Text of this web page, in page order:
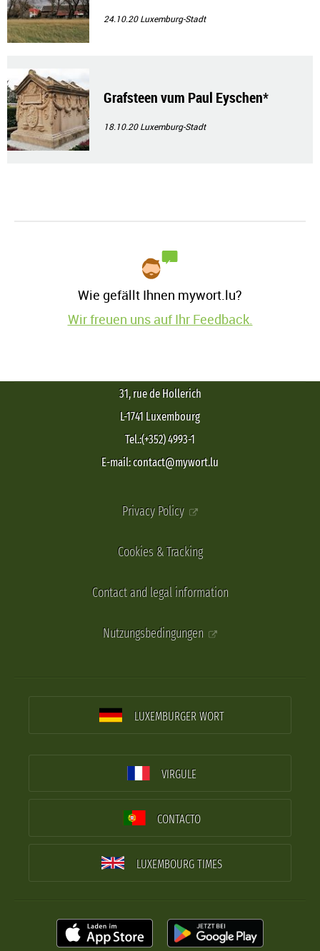
24.10.20Luxemburg-Stadt
Grafsteen vum Paul Eyschen*
18.10.20Luxemburg-Stadt
Wie gefällt Ihnen mywort.lu?
Wir freuen uns auf Ihr Feedback.
31, rue de Hollerich
L-1741 Luxembourg
Tel.:(+352) 4993-1
E-mail: contact@mywort.lu
Privacy Policy
Cookies & Tracking
Contact and legal information
Nutzungsbedingungen
LUXEMBURGER WORT
VIRGULE
CONTACTO
LUXEMBOURG TIMES